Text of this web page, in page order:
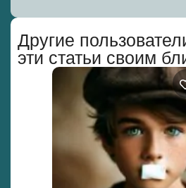
Другие
эти статьи своим
Alternative: